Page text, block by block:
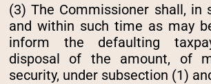
(3) The Commissioner shall, in
and within such time as may
inform the defaulting
disposal of the amount, of
security, under subsection (1)